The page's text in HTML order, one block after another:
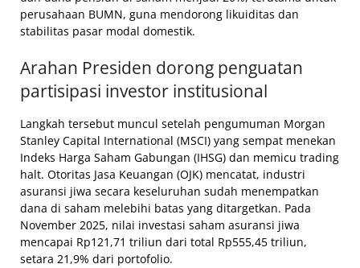
perusahaan BUMN, guna mendorong likuiditas dan
stabilitas pasar modal domestik.
Arahan Presiden dorong penguatan
partisipasi investor institusional
Langkah tersebut muncul setelah pengumuman Morgan
Stanley Capital International (MSCI) yang sempat menekan
Indeks Harga Saham Gabungan (IHSG) dan memicu trading
halt. Otoritas Jasa Keuangan (OJK) mencatat, industri
asuransi jiwa secara keseluruhan sudah menempatkan
dana di saham melebihi batas yang ditargetkan. Pada
November 2025, nilai investasi saham asuransi jiwa
mencapai Rp121,71 triliun dari total Rp555,45 triliun,
setara 21,9% dari portofolio.